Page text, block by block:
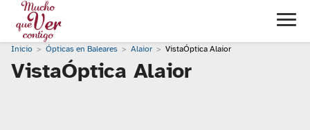
Inicio Ópticas en Baleares Alaior VistaÓptica Alaior
VistaÓptica Alaior